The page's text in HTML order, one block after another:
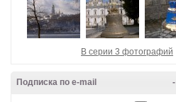
В серии 3 фотографий
-
Подписка по e-mail